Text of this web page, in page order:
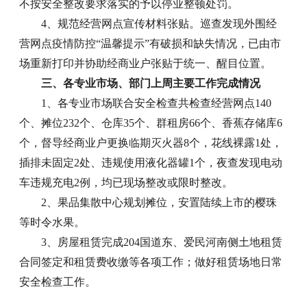
不按安全整改要求落实的予以停业整顿处罚。
4、规范经营网点宣传材料张贴。巡查发现外围经
营网点疫情防控“温馨提示”有破损和缺失情况，已由市
场重新打印并协助经商业户张贴于统一、醒目位置。
三、各专业市场、部门上周主要工作完成情况
1、各专业市场联合安全检查共检查经营网点140
个、摊位232个、仓库35个、群租房66个、香蕉存储库6
个，督导经商业户更换临期灭火器8个，花线裸露1处，
插排未固定2处、违规使用液化器罐1个，夜查发现电动
车违规充电2例，均已现场整改或限时整改。
2、果品集散中心规划摊位，安置陆续上市的樱珠
等时令水果。
3、房屋租赁完成204国道东、爱民河南侧土地租赁
合同签定和租赁费收缴等各项工作；做好租赁场地日常
安全检查工作。